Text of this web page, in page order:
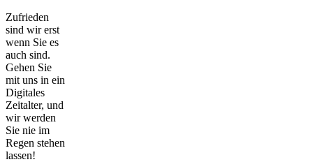
Zufrieden
sind wir erst
wenn Sie es
auch sind.
Gehen Sie
mit uns in ein
Digitales
Zeitalter, und
wir werden
Sie nie im
Regen stehen
lassen!